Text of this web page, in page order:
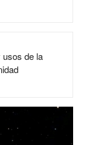
usos de la